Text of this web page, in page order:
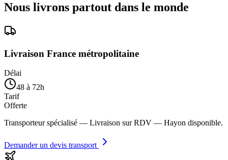
Nous livrons partout dans le monde
Livraison France métropolitaine
Délai
48 à 72h
Tarif
Offerte
Transporteur spécialisé — Livraison sur RDV — Hayon disponible.
Demander un devis transport